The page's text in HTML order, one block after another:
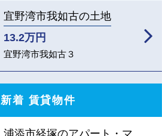
宜野湾市我如古の土地
13.2万円
宜野湾市我如古３
新着 賃貸物件